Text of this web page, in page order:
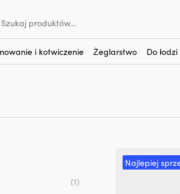
i kotwiczenie Żeglarstwo Do łodzi
AquaSafe (2)
(1)
Najlepiej